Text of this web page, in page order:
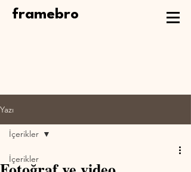
framebro
Yazı
İçerikler
İçerikler